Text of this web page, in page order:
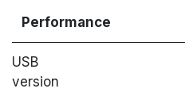
Performance
USB
version